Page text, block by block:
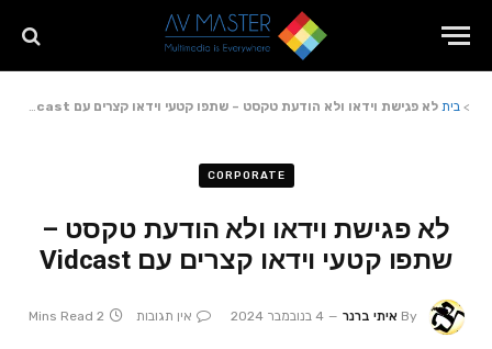
> בית לא פגישת וידאו ולא הודעת טקסט – שתפו קטעי וידאו קצרים עם Vidcast
CORPORATE
לא פגישת וידאו ולא הודעת טקסט –
שתפו קטעי וידאו קצרים עם Vidcast
By איתי ברנר 4 בנובמבר 2024 אין תגובות 2 Mins Read